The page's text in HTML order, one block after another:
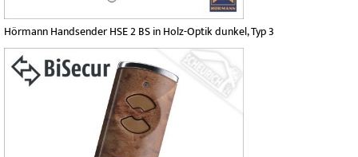
Hörmann Handsender HSE 2 BS in Holz-Optik dunkel, Typ 3